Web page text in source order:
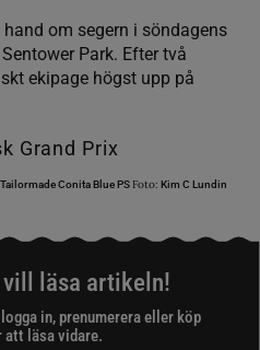
hand om segern i söndagens
Park. Efter två
ekipage högst upp på
Conita Blue PS Foto: Kim C Lundin
läsa artikeln!
in, prenumerera eller köp
läsa vidare.